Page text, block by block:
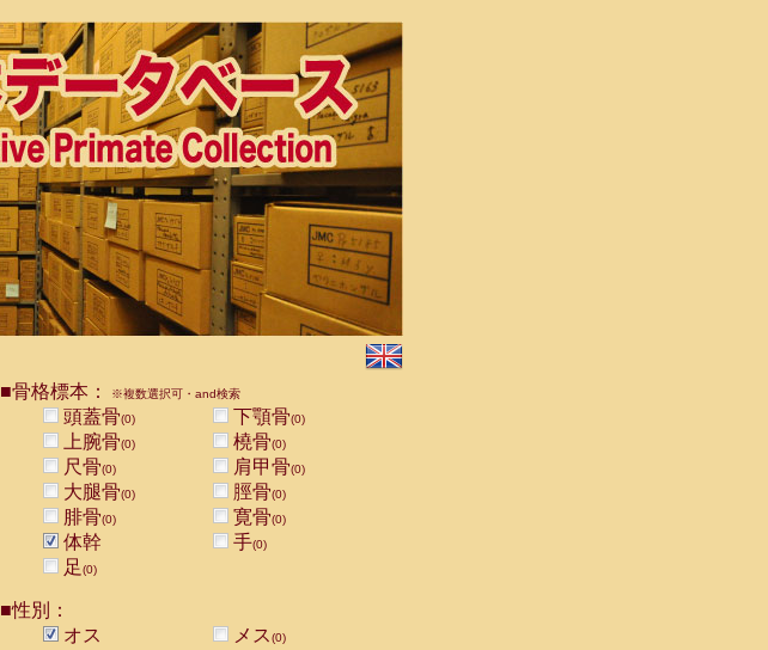
■骨格標本： ※複数選択可・and検索
頭蓋骨(0) 下顎骨(0)
上腕骨(0) 橈骨(0)
尺骨(0) 肩甲骨(0)
大腿骨(0) 脛骨(0)
腓骨(0) 寛骨(0)
体幹 手(0)
足(0)
■性別：
オス
メス(0)